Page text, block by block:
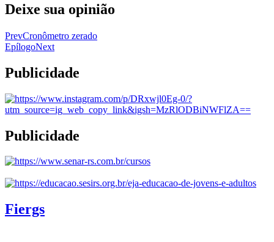
Deixe sua opinião
PrevCronômetro zerado
EpílogoNext
Publicidade
Publicidade
Fiergs